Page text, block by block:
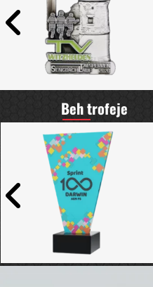
Beh trofeje